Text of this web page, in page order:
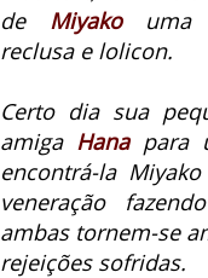
de Miyakouma
reclusa e lolicon.
Certo dia sua
amiga Hanapara
encontrá-la
veneração
ambas tornem-se
rejeições sofridas.